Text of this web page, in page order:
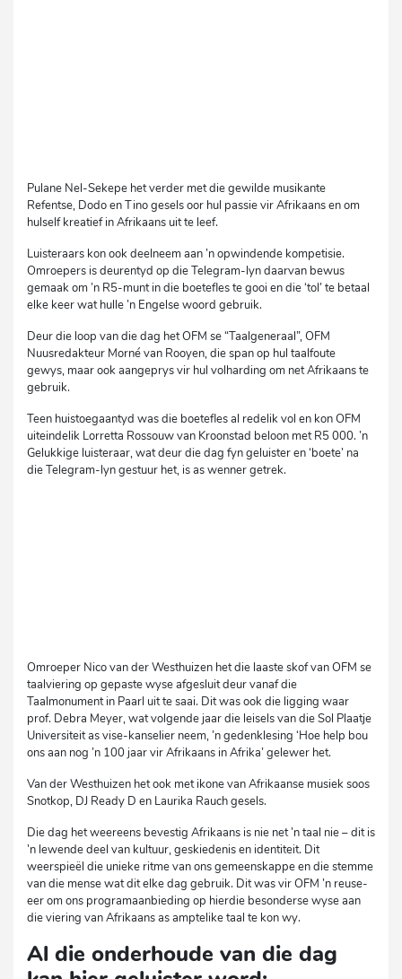
Pulane Nel-Sekepe het verder met die gewilde musikante
Refentse, Dodo en Tino gesels oor hul passie vir Afrikaans en om
hulself kreatief in Afrikaans uit te leef.
Luisteraars kon ook deelneem aan ’n opwindende kompetisie.
Omroepers is deurentyd op die Telegram-lyn daarvan bewus
gemaak om ’n R5-munt in die boetefles te gooi en die ‘tol’ te betaal
elke keer wat hulle ’n Engelse woord gebruik.
Deur die loop van die dag het OFM se “Taalgeneraal”, OFM
Nuusredakteur Morné van Rooyen, die span op hul taalfoute
gewys, maar ook aangeprys vir hul volharding om net Afrikaans te
gebruik.
Teen huistoegaantyd was die boetefles al redelik vol en kon OFM
uiteindelik Lorretta Rossouw van Kroonstad beloon met R5 000. ’n
Gelukkige luisteraar, wat deur die dag fyn geluister en ‘boete’ na
die Telegram-lyn gestuur het, is as wenner getrek.
Omroeper Nico van der Westhuizen het die laaste skof van OFM se
taalviering op gepaste wyse afgesluit deur vanaf die
Taalmonument in Paarl uit te saai. Dit was ook die ligging waar
prof. Debra Meyer, wat volgende jaar die leisels van die Sol Plaatje
Universiteit as vise-kanselier neem, ’n gedenklesing ‘Hoe help bou
ons aan nog ’n 100 jaar vir Afrikaans in Afrika’ gelewer het.
Van der Westhuizen het ook met ikone van Afrikaanse musiek soos
Snotkop, DJ Ready D en Laurika Rauch gesels.
Die dag het weereens bevestig Afrikaans is nie net ’n taal nie – dit is
’n lewende deel van kultuur, geskiedenis en identiteit. Dit
weerspieël die unieke ritme van ons gemeenskappe en die stemme
van die mense wat dit elke dag gebruik. Dit was vir OFM ’n reuse-
eer om ons programaanbieding op hierdie besonderse wyse aan
die viering van Afrikaans as amptelike taal te kon wy.
Al die onderhoude van die dag